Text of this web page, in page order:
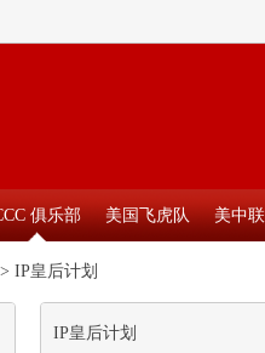
俱乐部 美国飞虎队 美中
> IP皇后计划
IP皇后计划